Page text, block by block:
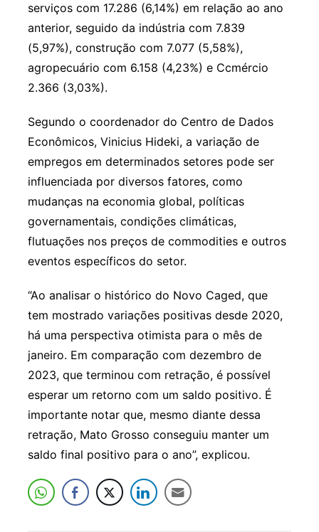
serviços com 17.286 (6,14%) em relação ao ano
anterior, seguido da indústria com 7.839
(5,97%), construção com 7.077 (5,58%),
agropecuário com 6.158 (4,23%) e Ccmércio
2.366 (3,03%).
Segundo o coordenador do Centro de Dados
Econômicos, Vinicius Hideki, a variação de
empregos em determinados setores pode ser
influenciada por diversos fatores, como
mudanças na economia global, políticas
governamentais, condições climáticas,
flutuações nos preços de commodities e outros
eventos específicos do setor.
“Ao analisar o histórico do Novo Caged, que
tem mostrado variações positivas desde 2020,
há uma perspectiva otimista para o mês de
janeiro. Em comparação com dezembro de
2023, que terminou com retração, é possível
esperar um retorno com um saldo positivo. É
importante notar que, mesmo diante dessa
retração, Mato Grosso conseguiu manter um
saldo final positivo para o ano”, explicou.